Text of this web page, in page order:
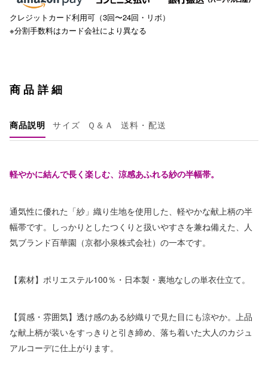
クレジットカード利用可（3回〜24回・リボ）
※分割手数料はカード会社により異なる
商品詳細
商品説明 サイズ Ｑ＆Ａ 送料・配送
軽やかに結んで長く楽しむ、涼感あふれる紗の半幅帯。
通気性に優れた「紗」織り生地を使用した、軽やかな献上柄の半
幅帯です。しっかりとしたつくりと扱いやすさを兼ね備えた、人
気ブランド百華園（京都小泉株式会社）の一本です。
【素材】ポリエステル100％・日本製・裏地なしの単衣仕立て。
【質感・雰囲気】透け感のある紗織りで見た目にも涼やか。上品
な献上柄が装いをすっきりと引き締め、落ち着いた大人のカジュ
アルコーデに仕上がります。